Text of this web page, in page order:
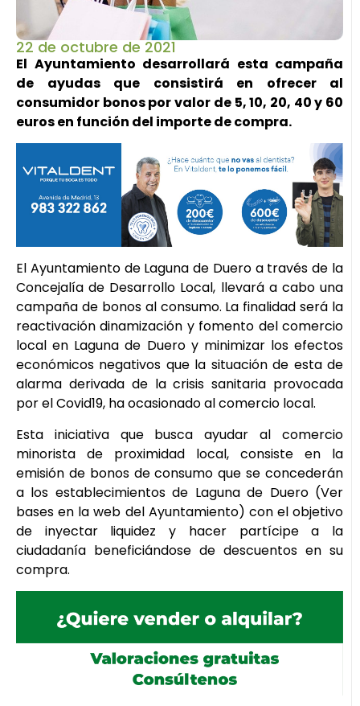
22 de octubre de 2021
El Ayuntamiento desarrollará esta campaña
de ayudas que consistirá en ofrecer al
consumidor bonos por valor de 5, 10, 20, 40 y 60
euros en función del importe de compra.
El Ayuntamiento de Laguna de Duero a través de la
Concejalía de Desarrollo Local, llevará a cabo una
campaña de bonos al consumo. La finalidad será la
reactivación dinamización y fomento del comercio
local en Laguna de Duero y minimizar los efectos
económicos negativos que la situación de esta de
alarma derivada de la crisis sanitaria provocada
por el Covid19, ha ocasionado al comercio local.
Esta iniciativa que busca ayudar al comercio
minorista de proximidad local, consiste en la
emisión de bonos de consumo que se concederán
a los establecimientos de Laguna de Duero (Ver
bases en la web del Ayuntamiento) con el objetivo
de inyectar liquidez y hacer partícipe a la
ciudadanía beneficiándose de descuentos en su
compra.